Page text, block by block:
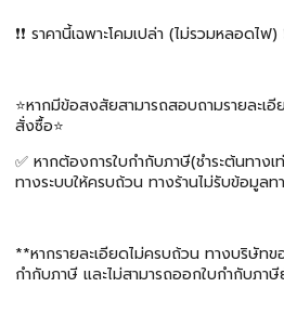
❗️❗️ ราคานี้เฉพาะโคมเปล่า (ไม่รวมหลอดไฟ)
⭐️หากมีข้อสงสัยสามารถสอบถามรายละเ
สั่งซื้อ⭐️
✅ หากต้องการใบกำกับภาษี(ชำระต้นทาง
ทางระบบให้ครบถ้วน ทางร้านไม่รับข้อมูลท
**หากรายละเอียดไม่ครบถ้วน ทางบริษัท
กำกับภาษี และไม่สามารถออกใบกำกับภา